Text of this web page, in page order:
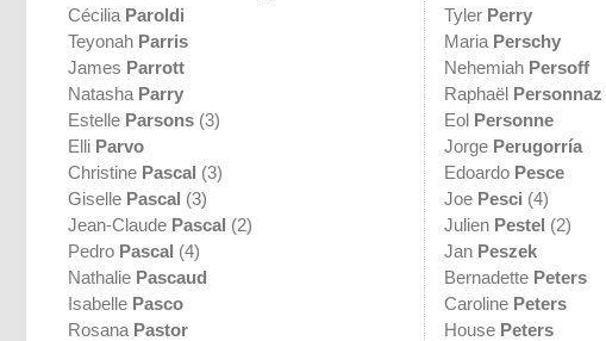
Cécilia Paroldi
Teyonah Parris
James Parrott
Natasha Parry
Estelle Parsons (3)
Elli Parvo
Christine Pascal (3)
Giselle Pascal (3)
Jean-Claude Pascal (2)
Pedro Pascal (4)
Nathalie Pascaud
Isabelle Pasco
Rosana Pastor
Tyler Perry
Maria Perschy
Nehemiah Persoff
Raphaël Personnaz
Eol Personne
Jorge Perugorría
Edoardo Pesce
Joe Pesci (4)
Julien Pestel (2)
Jan Peszek
Bernadette Peters
Caroline Peters
House Peters